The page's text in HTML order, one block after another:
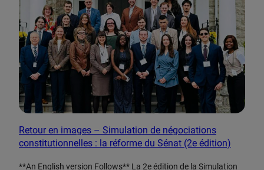
Retour en images – Simulation de négociations
constitutionnelles : la réforme du Sénat (2e édition)
**An English version Follows** La 2e édition de la Simulation